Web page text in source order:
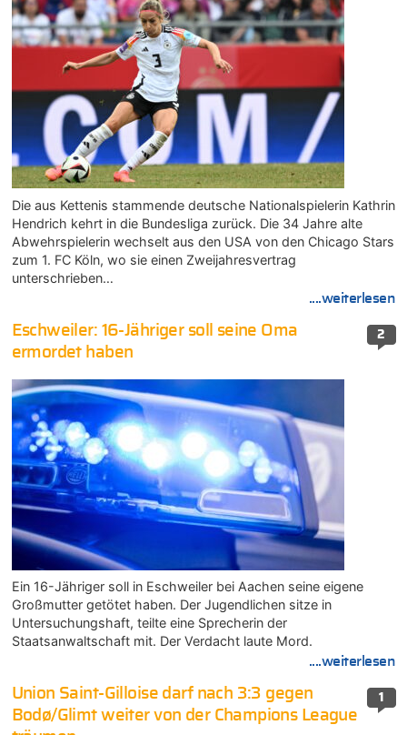
Die aus Kettenis stammende deutsche Nationalspielerin Kathrin
Hendrich kehrt in die Bundesliga zurück. Die 34 Jahre alte
Abwehrspielerin wechselt aus den USA von den Chicago Stars
zum 1. FC Köln, wo sie einen Zweijahresvertrag
unterschrieben…
....weiterlesen
2
Eschweiler: 16-Jähriger soll seine Oma
ermordet haben
Ein 16-Jähriger soll in Eschweiler bei Aachen seine eigene
Großmutter getötet haben. Der Jugendlichen sitze in
Untersuchungshaft, teilte eine Sprecherin der
Staatsanwaltschaft mit. Der Verdacht laute Mord.
....weiterlesen
1
Union Saint-Gilloise darf nach 3:3 gegen
Bodø/Glimt weiter von der Champions League